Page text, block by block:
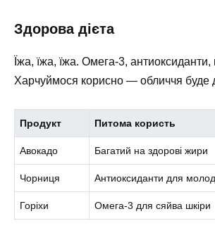
Здорова дієта
Їжа, їжа, їжа. Омега-3, антиоксиданти,
Харчуймося корисно — обличчя буде
Продукт Питома користь
Авокадо Багатий на здорові жири
Чорниця Антиоксиданти для
Горіхи Омега-3 для сяйва шкіри